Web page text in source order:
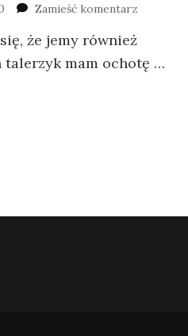
Zamieść komentarz
że jemy również
talerzyk mam ochotę …